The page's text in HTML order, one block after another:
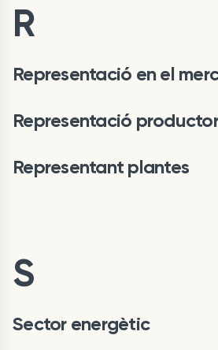
R
Representació en el
Representació
Representant plantes
S
Sector energètic